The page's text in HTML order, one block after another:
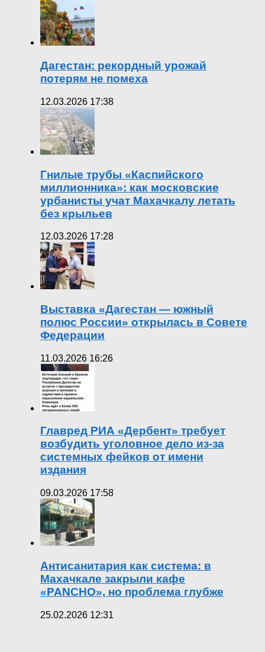
Дагестан: рекордный урожай
потерям не помеха
12.03.2026 17:38
Гнилые трубы «Каспийского
миллионника»: как московские
урбанисты учат Махачкалу летать
без крыльев
12.03.2026 17:28
Выставка «Дагестан — южный
полюс России» открылась в Совете
Федерации
11.03.2026 16:26
Главред РИА «Дербент» требует
возбудить уголовное дело из-за
системных фейков от имени
издания
09.03.2026 17:58
Антисанитария как система: в
Махачкале закрыли кафе
«PANCHO», но проблема глубже
25.02.2026 12:31